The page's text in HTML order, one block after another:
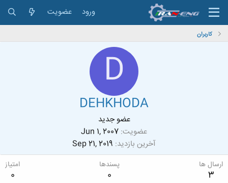
ورود عضویت
کاربران
D
DEHKHODA
عضو جدید
عضویت Jun 1, 2007
آخرین بازدید Sep 21, 2019
ارسال ها
3
پسندها
0
امتیاز
0